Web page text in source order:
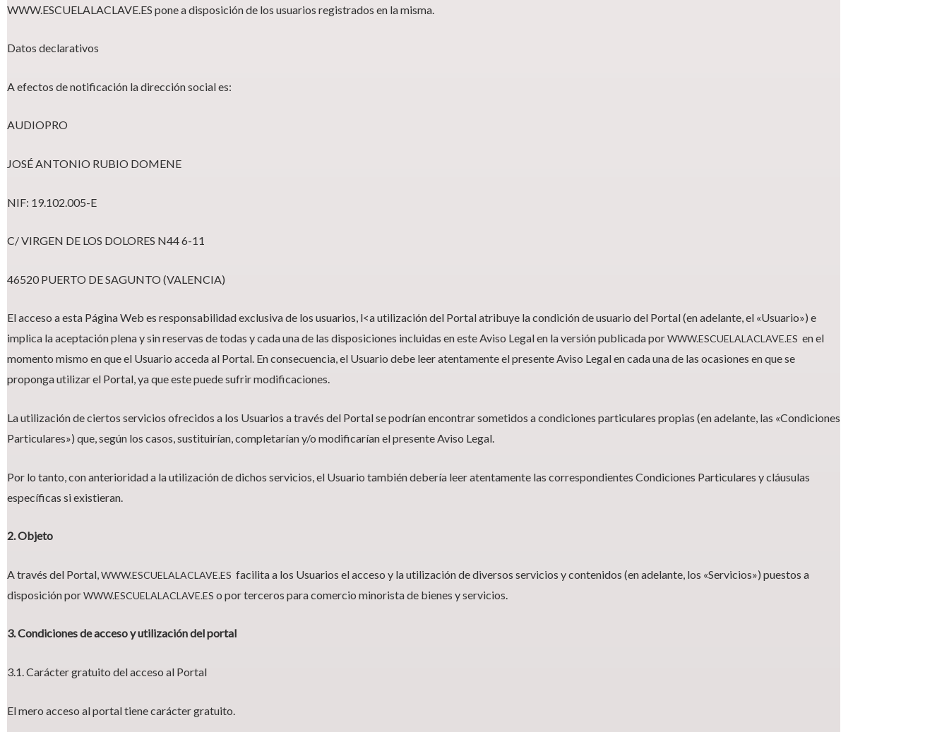
WWW.ESCUELALACLAVE.ES pone a disposición de los usuarios registrados en la misma.
Datos declarativos
A efectos de notificación la dirección social es:
AUDIOPRO
JOSÉ ANTONIO RUBIO DOMENE
NIF: 19.102.005-E
C/ VIRGEN DE LOS DOLORES N44 6-11
46520 PUERTO DE SAGUNTO (VALENCIA)
El acceso a esta Página Web es responsabilidad exclusiva de los usuarios, l<a utilización del Portal atribuye la condición de usuario del Portal (en adelante, el «Usuario») e
implica la aceptación plena y sin reservas de todas y cada una de las disposiciones incluidas en este Aviso Legal en la versión publicada porWWW.ESCUELALACLAVE.ES en el
momento mismo en que el Usuario acceda al Portal. En consecuencia, el Usuario debe leer atentamente el presente Aviso Legal en cada una de las ocasiones en que se
proponga utilizar el Portal, ya que este puede sufrir modificaciones.
La utilización de ciertos servicios ofrecidos a los Usuarios a través del Portal se podrían encontrar sometidos a condiciones particulares propias (en adelante, las «Condiciones
Particulares») que, según los casos, sustituirían, completarían y/o modificarían el presente Aviso Legal.
Por lo tanto, con anterioridad a la utilización de dichos servicios, el Usuario también debería leer atentamente las correspondientes Condiciones Particulares y cláusulas
específicas si existieran.
2. Objeto
A través del Portal, WWW.ESCUELALACLAVE.ES facilita a los Usuarios el acceso y la utilización de diversos servicios y contenidos (en adelante, los «Servicios») puestos a
disposición porWWW.ESCUELALACLAVE.ES o por terceros para comercio minorista de bienes y servicios.
3. Condiciones de acceso y utilización del portal
3.1. Carácter gratuito del acceso al Portal
El mero acceso al portal tiene carácter gratuito.